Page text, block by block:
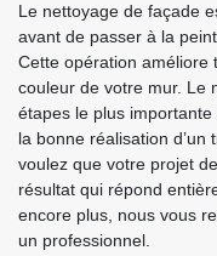
Le nettoyage de façade
avant de passer à la
Cette opération améliore
couleur de votre mur. Le
étapes le plus
la bonne réalisation
voulez que votre projet
résultat qui répond
encore plus, nous vous
un professionnel.